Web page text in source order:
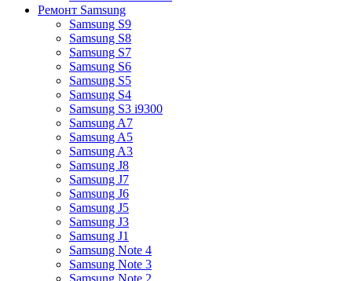
Ремонт Samsung
Samsung S9
Samsung S8
Samsung S7
Samsung S6
Samsung S5
Samsung S4
Samsung S3 i9300
Samsung A7
Samsung A5
Samsung A3
Samsung J8
Samsung J7
Samsung J6
Samsung J5
Samsung J3
Samsung J1
Samsung Note 4
Samsung Note 3